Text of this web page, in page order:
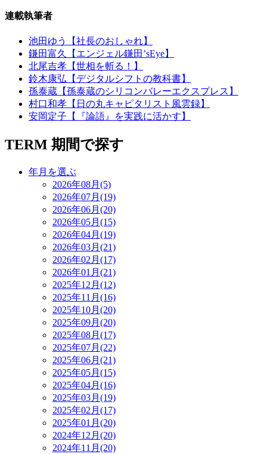
連載執筆者
池田ゆう【社長のおしゃれ】
鎌田富久【エンジェル鎌田’sEye】
北尾吉孝【世相を斬る！】
鈴木康弘【デジタルシフトの教科書】
孫泰蔵【孫泰蔵のシリコンバレーエクスプレス】
村口和孝【日の丸キャピタリスト風雲録】
安岡定子【『論語』を実践に活かす】
TERM 期間で探す
年月を選ぶ
2026年08月(5)
2026年07月(19)
2026年06月(20)
2026年05月(15)
2026年04月(19)
2026年03月(21)
2026年02月(17)
2026年01月(21)
2025年12月(12)
2025年11月(16)
2025年10月(20)
2025年09月(20)
2025年08月(17)
2025年07月(22)
2025年06月(21)
2025年05月(15)
2025年04月(16)
2025年03月(19)
2025年02月(17)
2025年01月(20)
2024年12月(20)
2024年11月(20)